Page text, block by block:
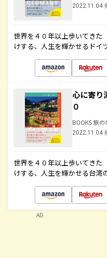
2022.11.04
世界を４０年以上歩いてきた
けする、人生を輝かせるドイ
心に寄り
０
BOOKS 旅
2022.11.04
世界を４０年以上歩いてきた
けする、人生を輝かせる台湾
AD